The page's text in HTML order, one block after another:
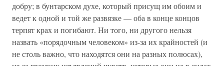
добру; в бунтарском духе, который присущ им обоим и
ведет к одной и той же развязке — оба в конце концов
терпят крах и погибают. Ни того, ни другого нельзя
назвать «порядочным человеком» из-за их крайностей (и
не столь важно, что находятся они на разных полюсах),